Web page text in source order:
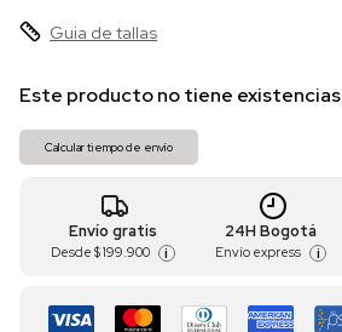
Guia de tallas
Este producto no tiene existencias
Calcular tiempo de envío
Envío gratis
Desde $ 199.900 i
24H Bogotá
Envío express i